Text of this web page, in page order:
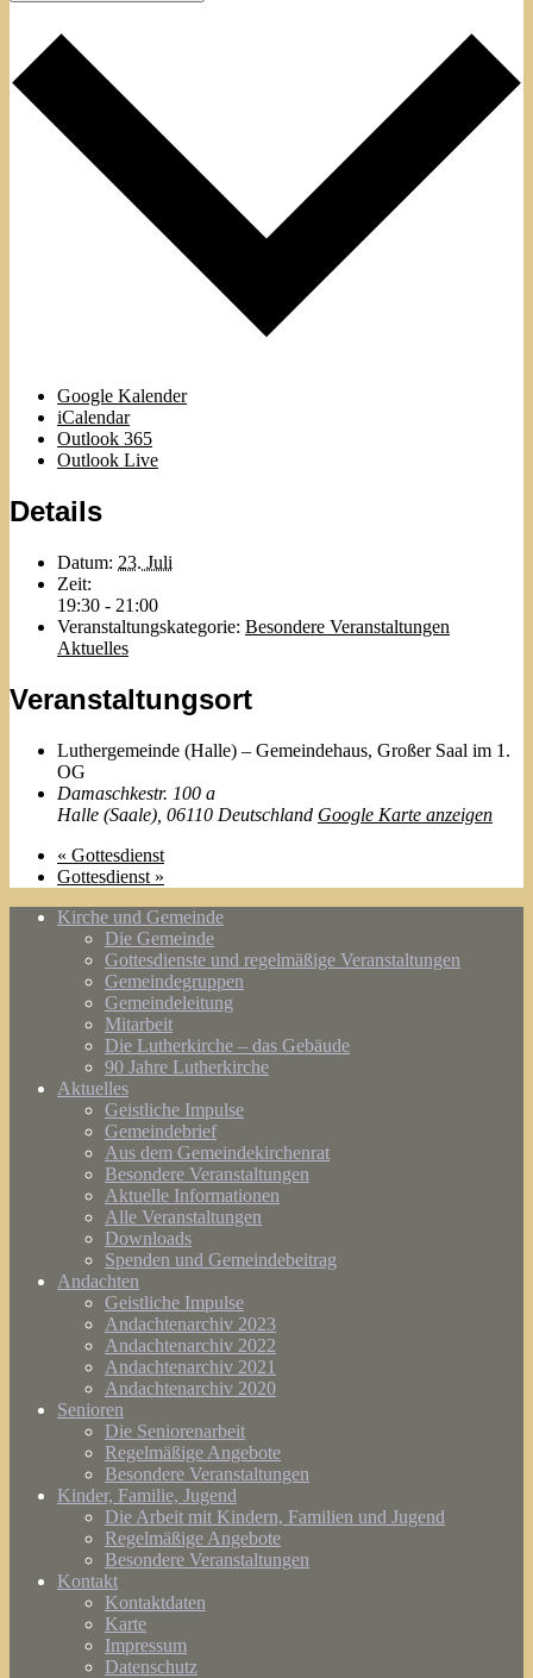
Google Kalender
iCalendar
Outlook 365
Outlook Live
Details
Datum: 23. Juli
Zeit:
19:30 - 21:00
Veranstaltungskategorie: Besondere Veranstaltungen
Aktuelles
Veranstaltungsort
Luthergemeinde (Halle) – Gemeindehaus, Großer Saal im 1.
OG
Damaschkestr. 100 a
Halle (Saale) 06110 Deutschland Google Karte anzeigen
« Gottesdienst
Gottesdienst »
Kirche und Gemeinde
Die Gemeinde
Gottesdienste und regelmäßige Veranstaltungen
Gemeindegruppen
Gemeindeleitung
Mitarbeit
Die Lutherkirche – das Gebäude
90 Jahre Lutherkirche
Aktuelles
Geistliche Impulse
Gemeindebrief
Aus dem Gemeindekirchenrat
Besondere Veranstaltungen
Aktuelle Informationen
Alle Veranstaltungen
Downloads
Spenden und Gemeindebeitrag
Andachten
Geistliche Impulse
Andachtenarchiv 2023
Andachtenarchiv 2022
Andachtenarchiv 2021
Andachtenarchiv 2020
Senioren
Die Seniorenarbeit
Regelmäßige Angebote
Besondere Veranstaltungen
Kinder, Familie, Jugend
Die Arbeit mit Kindern, Familien und Jugend
Regelmäßige Angebote
Besondere Veranstaltungen
Kontakt
Kontaktdaten
Karte
Impressum
Datenschutz